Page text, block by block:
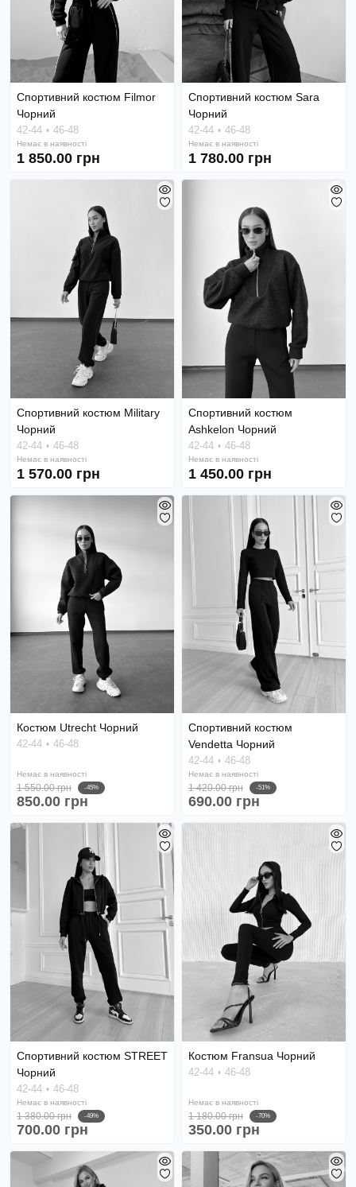
Спортивний костюм Filmor
Чорний
42-44 46-48
Немає в наявності
1 850.00 грн
Спортивний костюм Sara
Чорний
42-44 46-48
Немає в наявності
1 780.00 грн
Спортивний костюм Military
Чорний
42-44 46-48
Немає в наявності
1 570.00 грн
Спортивний костюм
Ashkelon Чорний
42-44 46-48
Немає в наявності
1 450.00 грн
Костюм Utrecht Чорний
42-44 46-48
Немає в наявності
1 550.00 грн -45%
850.00 грн
Спортивний костюм
Vendetta Чорний
42-44 46-48
Немає в наявності
1 420.00 грн -51%
690.00 грн
Спортивний костюм STREET
Чорний
42-44 46-48
Немає в наявності
1 380.00 грн -49%
700.00 грн
Костюм Fransua Чорний
42-44 46-48
Немає в наявності
1 180.00 грн -70%
350.00 грн